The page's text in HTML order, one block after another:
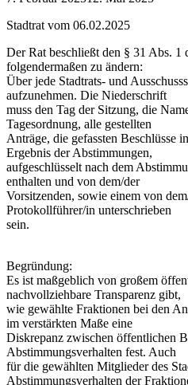
Stadtrat vom 06.02.2025
Der Rat beschließt den § 31 Abs. 1
folgendermaßen zu ändern:
Über jede Stadtrats- und
aufzunehmen. Die Niederschrift
muss den Tag der Sitzung, die
Tagesordnung, alle gestellten
Anträge, die gefassten Beschlüsse
Ergebnis der Abstimmungen,
aufgeschlüsselt nach dem
enthalten und von dem/der
Vorsitzenden, sowie einem von
Protokollführer/in unterschrieben
sein.
Begründung:
Es ist maßgeblich von großem
nachvollziehbare Transparenz gibt,
wie gewählte Fraktionen bei den
im verstärkten Maße eine
Diskrepanz zwischen öffentlichen
Abstimmungsverhalten fest. Auch
für die gewählten Mitglieder des
Abstimmungsverhalten der